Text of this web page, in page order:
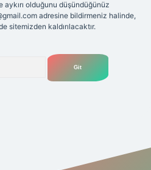
olduğunu düşündüğünüz
adresine bildirmeniz halinde,
sitemizden kaldırılacaktır.